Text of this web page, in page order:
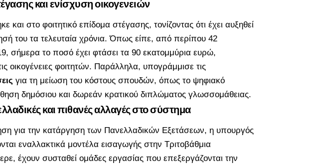
και ενίσχυση οικογενειών
στο φοιτητικό επίδομα στέγασης, τονίζοντας ότι έχει αυξηθεί
του τα τελευταία χρόνια. Όπως είπε, από περίπου 42
σήμερα το ποσό έχει φτάσει τα 90 εκατομμύρια ευρώ,
οικογένειες φοιτητών. Παράλληλα, υπογράμμισε τις
για τη μείωση του κόστους σπουδών, όπως το ψηφιακό
δημόσιου και δωρεάν κρατικού διπλώματος γλωσσομάθειας.
και πιθανές αλλαγές στο σύστημα
για την κατάργηση των Πανελλαδικών Εξετάσεων, η υπουργός
εναλλακτικά μοντέλα εισαγωγής στην Τριτοβάθμια
έχουν συσταθεί ομάδες εργασίας που επεξεργάζονται την